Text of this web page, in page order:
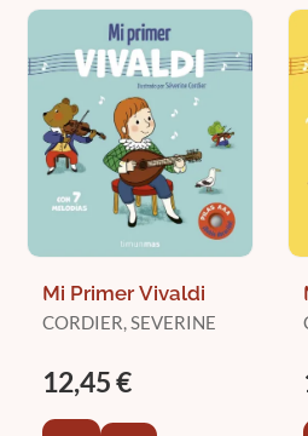
Mi Primer Vivaldi
CORDIER, SEVERINE
12,45 €